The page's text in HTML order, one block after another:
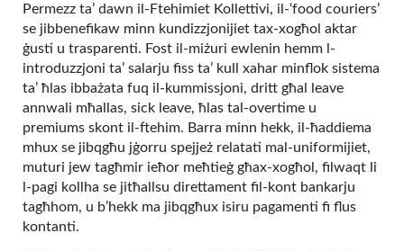
Permezz ta’ dawn il-Ftehimiet Kollettivi, il-‘food couriers’
se jibbenefikaw minn kundizzjonijiet tax-xogħol aktar
ġusti u trasparenti. Fost il-miżuri ewlenin hemm l-
introduzzjoni ta’ salarju fiss ta’ kull xahar minflok sistema
ta’ ħlas ibbażata fuq il-kummissjoni, dritt għal leave
annwali mħallas, sick leave, ħlas tal-overtime u
premiums skont il-ftehim. Barra minn hekk, il-ħaddiema
mhux se jibqgħu jġorru spejjeż relatati mal-uniformijiet,
muturi jew tagħmir ieħor meħtieġ għax-xogħol, filwaqt li
l-pagi kollha se jitħallsu direttament fil-kont bankarju
tagħhom, u b’hekk ma jibqgħux isiru pagamenti fi flus
kontanti.